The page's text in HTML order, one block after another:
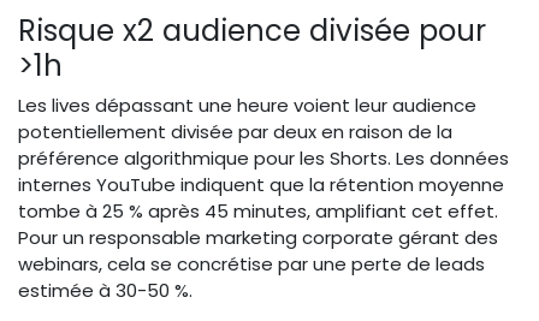
Risque x2 audience divisée pour
>1h
Les lives dépassant une heure voient leur audience
potentiellement divisée par deux en raison de la
préférence algorithmique pour les Shorts. Les données
internes YouTube indiquent que la rétention moyenne
tombe à 25 % après 45 minutes, amplifiant cet effet.
Pour un responsable marketing corporate gérant des
webinars, cela se concrétise par une perte de leads
estimée à 30-50 %.